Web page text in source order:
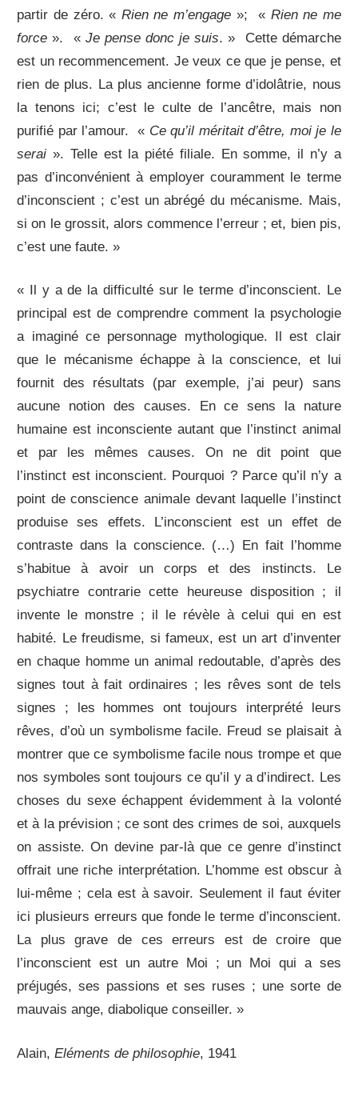
partir de zéro. « Rien ne m’engage »; « Rien ne me
force ». « Je pense donc je suis. » Cette démarche
est un recommencement. Je veux ce que je pense, et
rien de plus. La plus ancienne forme d’idolâtrie, nous
la tenons ici; c’est le culte de l’ancêtre, mais non
purifié par l’amour. « Ce qu’il méritait d’être, moi je le
serai ». Telle est la piété filiale. En somme, il n’y a
pas d’inconvénient à employer couramment le terme
d’inconscient ; c’est un abrégé du mécanisme. Mais,
si on le grossit, alors commence l’erreur ; et, bien pis,
c’est une faute. »
« Il y a de la difficulté sur le terme d’inconscient. Le
principal est de comprendre comment la psychologie
a imaginé ce personnage mythologique. Il est clair
que le mécanisme échappe à la conscience, et lui
fournit des résultats (par exemple, j’ai peur) sans
aucune notion des causes. En ce sens la nature
humaine est inconsciente autant que l’instinct animal
et par les mêmes causes. On ne dit point que
l’instinct est inconscient. Pourquoi ? Parce qu’il n’y a
point de conscience animale devant laquelle l’instinct
produise ses effets. L’inconscient est un effet de
contraste dans la conscience. (…) En fait l’homme
s’habitue à avoir un corps et des instincts. Le
psychiatre contrarie cette heureuse disposition ; il
invente le monstre ; il le révèle à celui qui en est
habité. Le freudisme, si fameux, est un art d’inventer
en chaque homme un animal redoutable, d’après des
signes tout à fait ordinaires ; les rêves sont de tels
signes ; les hommes ont toujours interprété leurs
rêves, d’où un symbolisme facile. Freud se plaisait à
montrer que ce symbolisme facile nous trompe et que
nos symboles sont toujours ce qu’il y a d’indirect. Les
choses du sexe échappent évidemment à la volonté
et à la prévision ; ce sont des crimes de soi, auxquels
on assiste. On devine par-là que ce genre d’instinct
offrait une riche interprétation. L’homme est obscur à
lui-même ; cela est à savoir. Seulement il faut éviter
ici plusieurs erreurs que fonde le terme d’inconscient.
La plus grave de ces erreurs est de croire que
l’inconscient est un autre Moi ; un Moi qui a ses
préjugés, ses passions et ses ruses ; une sorte de
mauvais ange, diabolique conseiller. »
Alain,Eléments de philosophie, 1941